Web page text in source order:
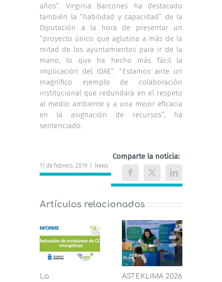
años”. Virginia Barcones ha destacado
también la “habilidad y capacidad” de la
Diputación a la hora de presentar un
“proyecto único que aglutina a más de la
mitad de los ayuntamientos para ir de la
mano, lo que ha hecho más fácil la
implicación del IDAE”. “Estamos ante un
magnífico ejemplo de colaboración
institucional que redundará en el respeto
al medio ambiente y a una mejor eficacia
en la asignación de recursos”, ha
sentenciado.
11 de febrero, 2019 News
Comparte la noticia:
Facebook
X LinkedIn
Artículos relacionados
La
ASTEKLIMA 2026